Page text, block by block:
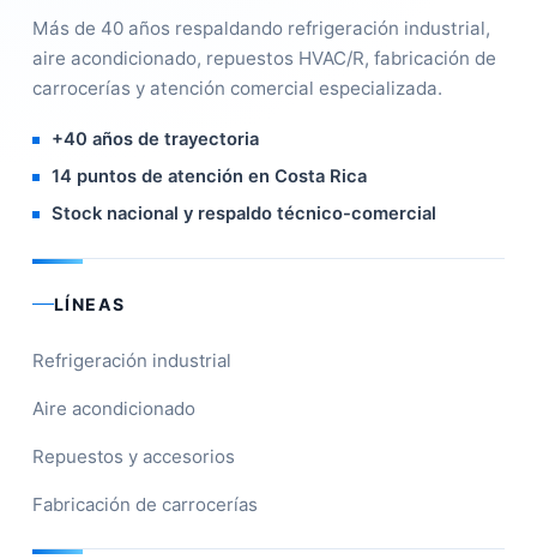
Más de 40 años respaldando refrigeración industrial,
aire acondicionado, repuestos HVAC/R, fabricación de
carrocerías y atención comercial especializada.
+40 años de trayectoria
14 puntos de atención en Costa Rica
Stock nacional y respaldo técnico-comercial
LÍNEAS
Refrigeración industrial
Aire acondicionado
Repuestos y accesorios
Fabricación de carrocerías